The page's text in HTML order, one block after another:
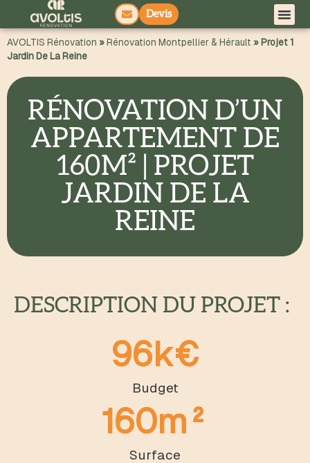
principal
Devis
AVOLTIS Rénovation »Rénovation Montpellier & Hérault » Projet 1
Jardin De La Reine
RÉNOVATION D’UN
APPARTEMENT DE
160M² | PROJET
JARDIN DE LA
REINE
DESCRIPTION DU PROJET :
Budget
96k€
Surface
160m²